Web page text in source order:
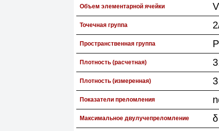
Объем элементарной ячейки
Точечная группа
Пространственная группа
Плотность (расчетная)
Плотность (измеренная)
Показатели преломления
Максимальное двулучепреломление